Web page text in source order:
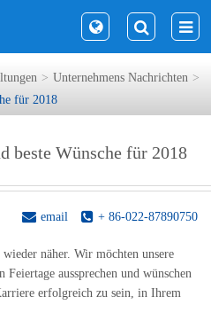
Unternehmens Nachrichten
für 2018
beste Wünsche für 2018
+ 86-022-87890750
email
näher. Wir möchten unsere
aussprechen und wünschen
erfolgreich zu sein, in Ihrem